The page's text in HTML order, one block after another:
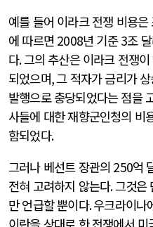
예를 들어 이라크 전쟁 비용
에 따르면 2008년 기준3조
다.그의 추산은 이라크 전쟁
되었으며,그 적자가 금리가
발행으로 충당되었다는 점을
사들에 대한 재향군인청의 비
함되었다.
그러나 베선트 장관의 250억
전혀 고려하지 않는다.그것은
만 언급할 뿐이다.우크라이나